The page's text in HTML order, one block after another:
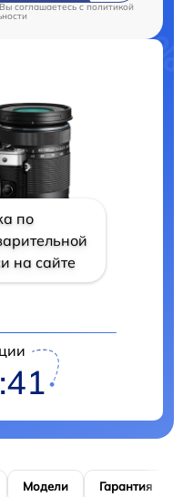
соглашаетесь c политикой
по
на сайте
Модели Гарантия